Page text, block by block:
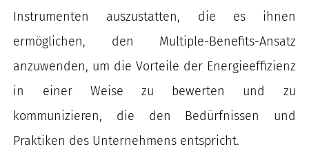
Instrumenten auszustatten, die es ihnen
ermöglichen, den Multiple-Benefits-Ansatz
anzuwenden, um die Vorteile der Energieeffizienz
in einer Weise zu bewerten und zu
kommunizieren, die den Bedürfnissen und
Praktiken des Unternehmens entspricht.